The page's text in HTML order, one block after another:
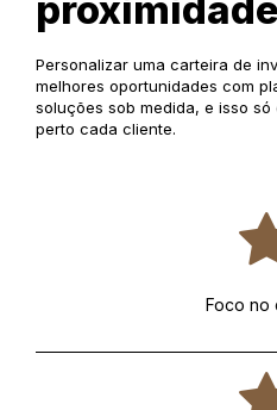
Personalizar uma carteira de
melhores oportunidades com
soluções sob medida, e isso
perto cada cliente.
Foco no